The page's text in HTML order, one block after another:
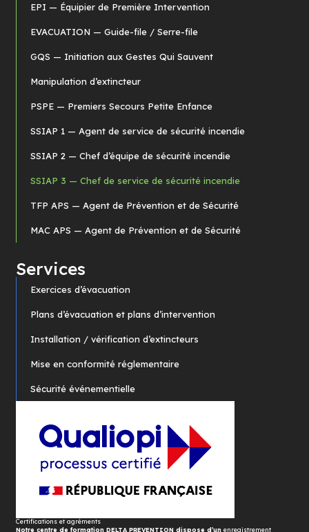
EPI — Équipier de Première Intervention
EVACUATION — Guide-file / Serre-file
GQS — Initiation aux Gestes Qui Sauvent
Manipulation d’extincteur
PSPE — Premiers Secours Petite Enfance
SSIAP 1 — Agent de service de sécurité incendie
SSIAP 2 — Chef d’équipe de sécurité incendie
SSIAP 3 — Chef de service de sécurité incendie
TFP APS — Agent de Prévention et de Sécurité
MAC APS — Agent de Prévention et de Sécurité
Services
Exercices d’évacuation
Plans d’évacuation et plans d’intervention
Installation / vérification d’extincteurs
Mise en conformité réglementaire
Sécurité événementielle
Certifications et agréments
Notre centre de formation DELTA PREVENTION dispose d’un enregistrement